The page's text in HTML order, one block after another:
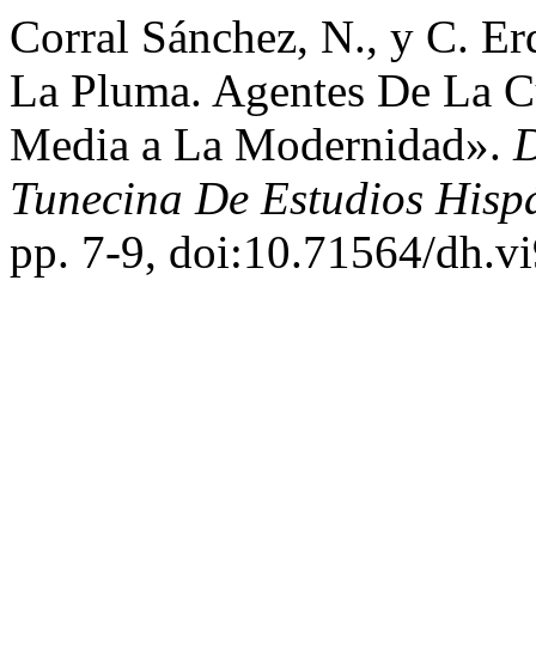
Corral Sánchez, N., y C.
La Pluma. Agentes De La
Media a La Modernidad».
Tunecina De Estudios
pp. 7-9, doi:10.71564/